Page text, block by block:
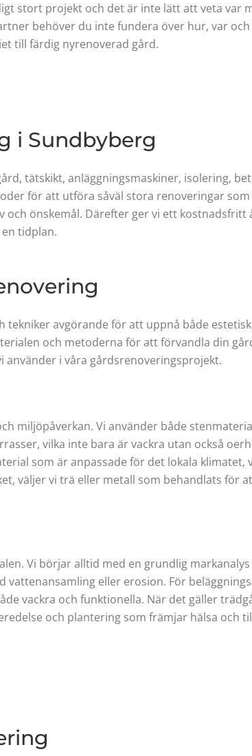
stort projekt och det är inte lätt att veta var
behöver du inte fundera över hur, var
till färdig nyrenoverad gård.
i Sundbyberg
tätskikt, anläggningsmaskiner, isolering,
för att utföra såväl stora renoveringar
önskemål. Därefter ger vi ett kostnadsfritt
tidplan.
avgörande för att uppnå både
och metoderna för att förvandla din
använder i våra gårdsrenoveringsprojekt.
miljöpåverkan. Vi använder både
vilka inte bara är vackra utan också
som är anpassade för det lokala klimatet,
väljer vi trä eller metall som behandlats för
Vi börjar alltid med en grundlig
eller erosion. För
vackra och funktionella. När det gäller
och plantering som främjar hälsa och